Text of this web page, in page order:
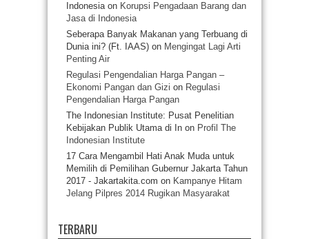
Indonesiaon Korupsi Pengadaan Barang dan
Jasa di Indonesia
Seberapa Banyak Makanan yang Terbuang di
Dunia ini? (Ft. IAAS) on Mengingat Lagi Arti
Penting Air
Regulasi Pengendalian Harga Pangan –
Ekonomi Pangan dan Gizi on Regulasi
Pengendalian Harga Pangan
The Indonesian Institute: Pusat Penelitian
Kebijakan Publik Utama di In on Profil The
Indonesian Institute
17 Cara Mengambil Hati Anak Muda untuk
Memilih di Pemilihan Gubernur Jakarta Tahun
2017 - Jakartakita.com on Kampanye Hitam
Jelang Pilpres 2014 Rugikan Masyarakat
TERBARU